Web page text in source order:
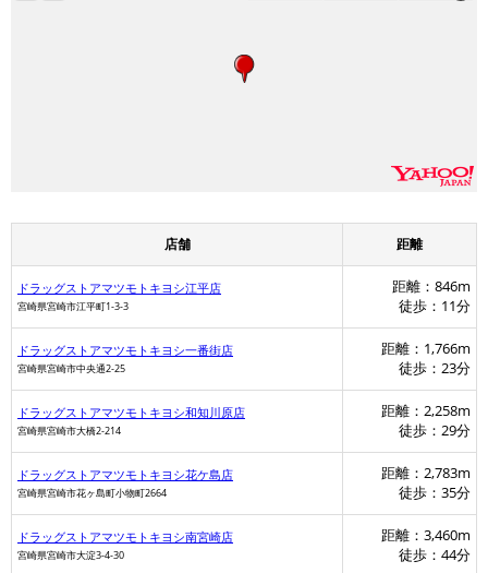
店舗 距離
ドラッグストアマツモトキヨシ江平店
宮崎県宮崎市江平町1-3-3
距離：846m
徒歩：11分
ドラッグストアマツモトキヨシ一番街店
宮崎県宮崎市中央通2-25
距離：1,766m
徒歩：23分
ドラッグストアマツモトキヨシ和知川原店
宮崎県宮崎市大橋2-214
距離：2,258m
徒歩：29分
ドラッグストアマツモトキヨシ花ケ島店
宮崎県宮崎市花ヶ島町小物町2664
距離：2,783m
徒歩：35分
ドラッグストアマツモトキヨシ南宮崎店
宮崎県宮崎市大淀3-4-30
距離：3,460m
徒歩：44分